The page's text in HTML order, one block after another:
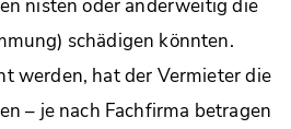
nisten oder anderweitig die
schädigen könnten.
werden, hat der Vermieter die
– je nach Fachfirma betragen